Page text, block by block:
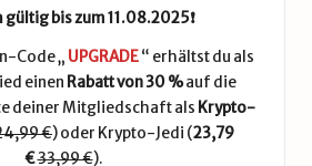
gültig bis zum 11.08.2025❗️
Code „ UPGRADE“ erhältst du als
einen Rabatt von 30 %auf die
deiner Mitgliedschaft als Krypto-
€) oder Krypto-Jedi (23,79
€33,99 €).